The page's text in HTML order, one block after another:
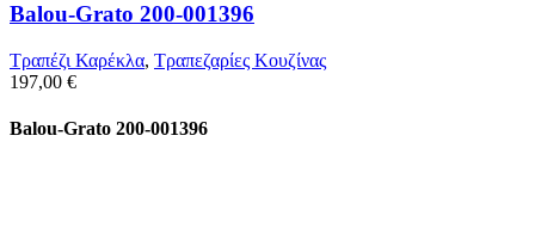
Balou-Grato 200-001396
Τραπέζι Καρέκλα, Τραπεζαρίες Κουζίνας
197,00 €
Balou-Grato 200-001396